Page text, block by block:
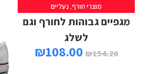
מוצרי חורף, נעליים
מגפיים גבוהות לחורף וגם
לשלג
₪154.20
₪108.00